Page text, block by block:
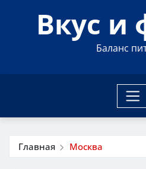
Вкус и
Баланс
Главная Москва